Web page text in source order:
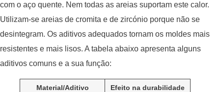
com o aço quente. Nem todas as areias suportam este calor.
Utilizam-se areias de cromita e de zircónio porque não se
desintegram. Os aditivos adequados tornam os moldes mais
resistentes e mais lisos. A tabela abaixo apresenta alguns
aditivos comuns e a sua função:
Material/Aditivo Efeito na durabilidade